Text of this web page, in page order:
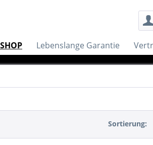
Lebenslange Garantie
Sortierung: